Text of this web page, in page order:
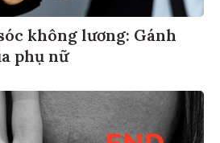
không lương: Gánh
phụ nữ